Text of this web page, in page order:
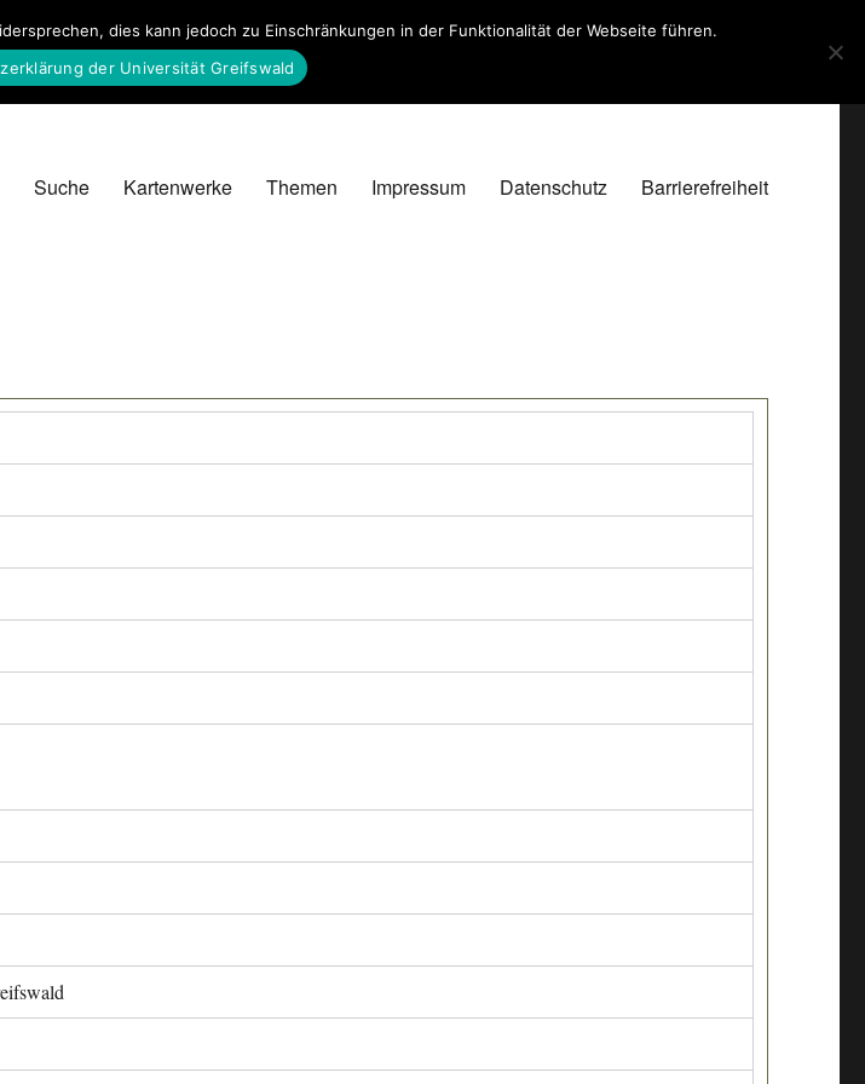
Suche Kartenwerke Themen Impressum Datenschutz Barrierefreiheit
dies kann jedoch zu Einschränkungen in der Funktionalität der Webseite führen.
der Universität Greifswald